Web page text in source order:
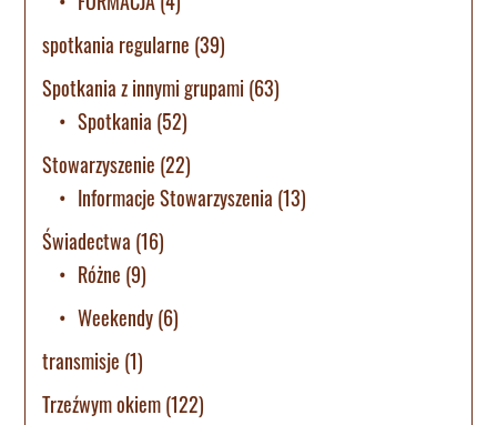
spotkania regularne (39)
Spotkania z innymi grupami (63)
Spotkania (52)
Stowarzyszenie (22)
Informacje Stowarzyszenia (13)
Świadectwa (16)
Różne (9)
Weekendy(6)
transmisje (1)
Trzeźwym okiem(122)